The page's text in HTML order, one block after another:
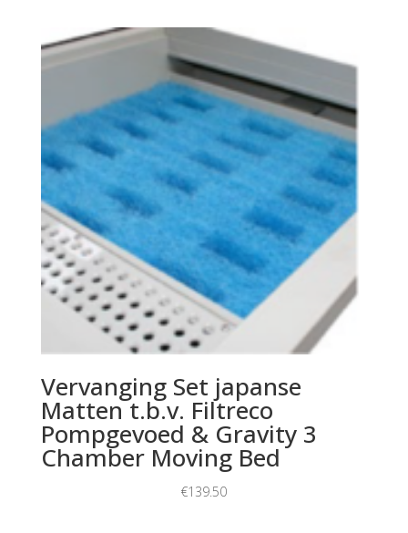
Vervanging Set japanse
Matten t.b.v. Filtreco
Pompgevoed & Gravity 3
Chamber Moving Bed
€139.50